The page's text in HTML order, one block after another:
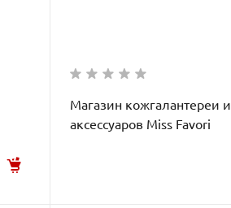
Магазин кожгалантереи и
аксессуаров Miss Favori